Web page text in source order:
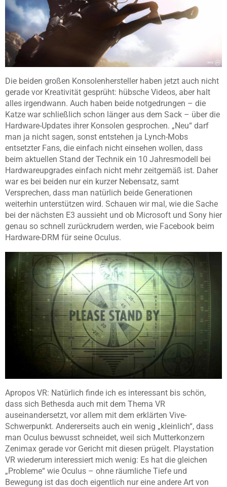
Die beiden großen Konsolenhersteller haben jetzt auch nicht
gerade vor Kreativität gesprüht: hübsche Videos, aber halt
alles irgendwann. Auch haben beide notgedrungen – die
Katze war schließlich schon länger aus dem Sack – über die
Hardware-Updates ihrer Konsolen gesprochen. „Neu“ darf
man ja nicht sagen, sonst entstehen ja Lynch-Mobs
entsetzter Fans, die einfach nicht einsehen wollen, dass
beim aktuellen Stand der Technik ein 10 Jahresmodell bei
Hardwareupgrades einfach nicht mehr zeitgemäß ist. Daher
war es bei beiden nur ein kurzer Nebensatz, samt
Versprechen, dass man natürlich beide Generationen
weiterhin unterstützen wird. Schauen wir mal, wie die Sache
bei der nächsten E3 aussieht und ob Microsoft und Sony hier
genau so schnell zurückrudern werden, wie Facebook beim
Hardware-DRM für seine Oculus.
Apropos VR: Natürlich finde ich es interessant bis schön,
dass sich Bethesda auch mit dem Thema VR
auseinandersetzt, vor allem mit dem erklärten Vive-
Schwerpunkt. Andererseits auch ein wenig „kleinlich“, dass
man Oculus bewusst schneidet, weil sich Mutterkonzern
Zenimax gerade vor Gericht mit diesen prügelt. Playstation
VR wiederum interessiert mich wenig: Es hat die gleichen
„Probleme“ wie Oculus – ohne räumliche Tiefe und
Bewegung ist das doch eigentlich nur eine andere Art von